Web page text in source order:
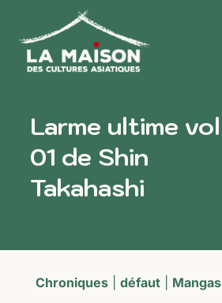
Larme ultime vol
01 de Shin
Takahashi
Chroniques| défaut| Mangas